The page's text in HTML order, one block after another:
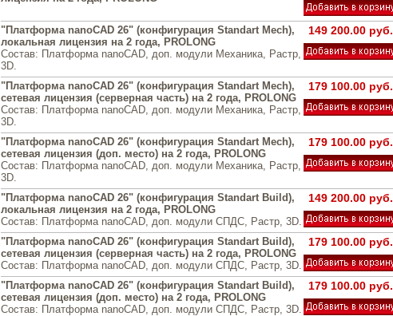
"Платформа nanoCAD 26" (конфигурация Standart Mech),
локальная лицензия на 2 года, PROLONG
Состав: Платформа nanoCAD, доп. модули Механика, Растр,
3D.
149 200.00 руб.
"Платформа nanoCAD 26" (конфигурация Standart Mech),
сетевая лицензия (серверная часть) на 2 года, PROLONG
Состав: Платформа nanoCAD, доп. модули Механика, Растр,
3D.
179 100.00 руб.
"Платформа nanoCAD 26" (конфигурация Standart Mech),
сетевая лицензия (доп. место) на 2 года, PROLONG
Состав: Платформа nanoCAD, доп. модули Механика, Растр,
3D.
179 100.00 руб.
"Платформа nanoCAD 26" (конфигурация Standart Build),
локальная лицензия на 2 года, PROLONG
Состав: Платформа nanoCAD, доп. модули СПДС, Растр, 3D.
149 200.00 руб.
"Платформа nanoCAD 26" (конфигурация Standart Build),
сетевая лицензия (серверная часть) на 2 года, PROLONG
Состав: Платформа nanoCAD, доп. модули СПДС, Растр, 3D.
179 100.00 руб.
"Платформа nanoCAD 26" (конфигурация Standart Build),
сетевая лицензия (доп. место) на 2 года, PROLONG
Состав: Платформа nanoCAD, доп. модули СПДС, Растр, 3D.
179 100.00 руб.